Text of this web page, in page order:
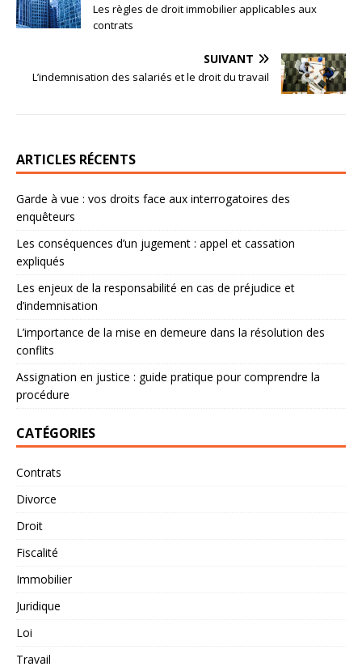
Les règles de droit immobilier applicables aux
contrats
SUIVANT
L’indemnisation des salariés et le droit du travail
ARTICLES RÉCENTS
Garde à vue : vos droits face aux interrogatoires des
enquêteurs
Les conséquences d’un jugement : appel et cassation
expliqués
Les enjeux de la responsabilité en cas de préjudice et
d’indemnisation
L’importance de la mise en demeure dans la résolution des
conflits
Assignation en justice : guide pratique pour comprendre la
procédure
CATÉGORIES
Contrats
Divorce
Droit
Fiscalité
Immobilier
Juridique
Loi
Travail